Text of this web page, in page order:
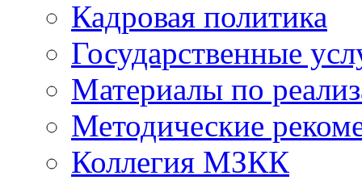
Кадровая политика
Государственные
Материалы по
Методические
Коллегия МЗКК